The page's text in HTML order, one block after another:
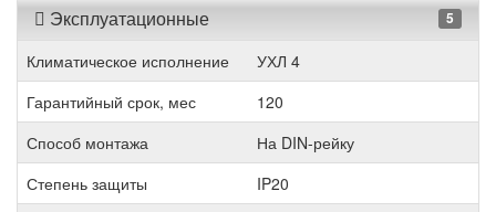
Эксплуатационные 5
Климатическое исполнение
УХЛ 4
Гарантийный срок, мес
120
Способ монтажа
На DIN-рейку
Степень защиты
IP20